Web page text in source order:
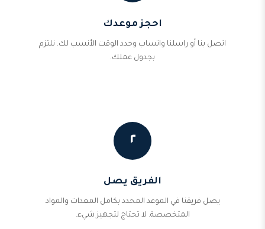
احجز موعدك
اتصل بنا أو راسلنا واتساب وحدد الوقت الأنسب لك. نلتزم
بجدول عملك.
٢
الفريق يصل
يصل فريقنا في الموعد المحدد بكامل المعدات والمواد
المتخصصة. لا تحتاج لتجهيز شيء.